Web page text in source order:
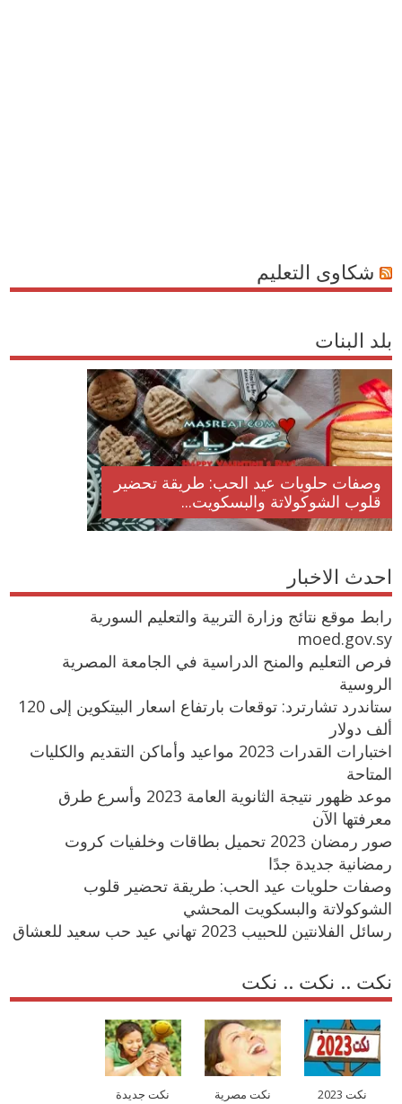
شكاوى التعليم
بلد البنات
وصفات حلويات عيد الحب: طريقة تحضير
قلوب الشوكولاتة والبسكويت...
احدث الاخبار
رابط موقع نتائج وزارة التربية والتعليم السورية
moed.gov.sy
فرص التعليم والمنح الدراسية في الجامعة المصرية
الروسية
ستاندرد تشارترد: توقعات بارتفاع اسعار البيتكوين إلى 120
ألف دولار
اختبارات القدرات 2023 مواعيد وأماكن التقديم والكليات
المتاحة
موعد ظهور نتيجة الثانوية العامة 2023 وأسرع طرق
معرفتها الآن
صور رمضان 2023 تحميل بطاقات وخلفيات كروت
رمضانية جديدة جدًا
وصفات حلويات عيد الحب: طريقة تحضير قلوب
الشوكولاتة والبسكويت المحشي
رسائل الفلانتين للحبيب 2023 تهاني عيد حب سعيد للعشاق
نكت .. نكت .. نكت
نكت 2023 نكت مصرية نكت جديدة